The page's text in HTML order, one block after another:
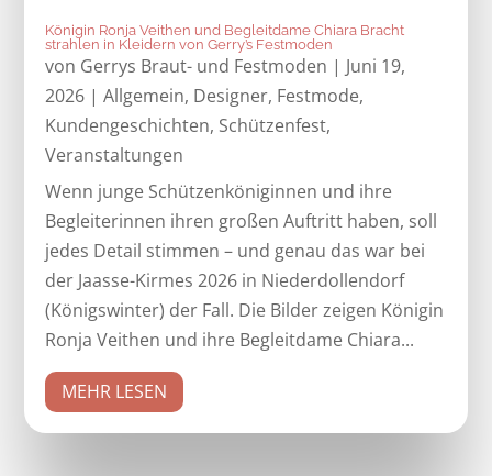
Königin Ronja Veithen und Begleitdame Chiara Bracht
strahlen in Kleidern von Gerry’s Festmoden
von Gerrys Braut- und Festmoden | Juni 19,
2026 |Allgemein, Designer, Festmode,
Kundengeschichten, Schützenfest,
Veranstaltungen
Wenn junge Schützenköniginnen und ihre
Begleiterinnen ihren großen Auftritt haben, soll
jedes Detail stimmen – und genau das war bei
der Jaasse-Kirmes 2026 in Niederdollendorf
(Königswinter) der Fall. Die Bilder zeigen Königin
Ronja Veithen und ihre Begleitdame Chiara...
MEHR LESEN